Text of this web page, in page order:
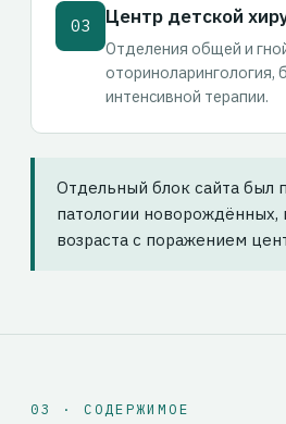
03 Центр детской
Отделения общей и
оториноларингология,
интенсивной терапии.
Отдельный блок сайта
патологии
возраста с поражением
03 · СОДЕРЖИМОЕ